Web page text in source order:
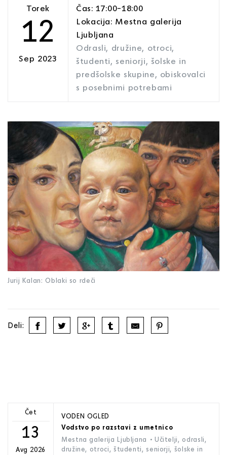
Torek
12
Sep 2023
Čas: 17:00–18:00
Lokacija: Mestna galerija
Ljubljana
Odrasli, družine, otroci,
študenti, seniorji, šolske in
predšolske skupine, obiskovalci
s posebnimi potrebami
Jurij Kalan: Oblaki so rdeči
Deli:
Čet
13
Avg 2026
VODEN OGLED
Vodstvo po razstavi z umetnico
Mestna galerija Ljubljana • Učitelji, odrasli,
družine, otroci, študenti, seniorji, šolske in